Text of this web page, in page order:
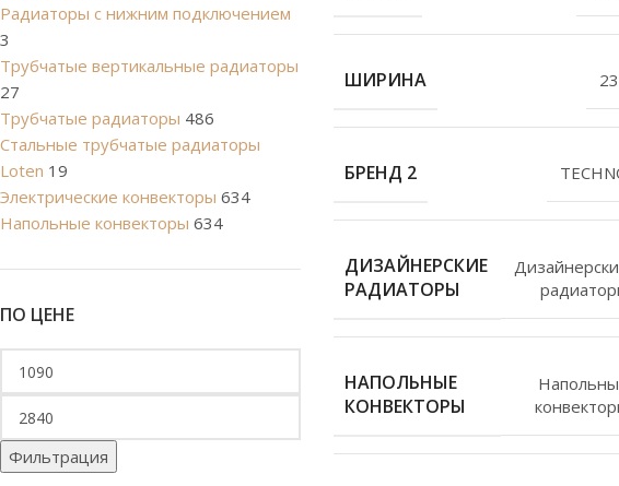
Радиаторы с нижним подключением
3
Трубчатые вертикальные радиаторы
27
Трубчатые радиаторы 486
Cтальные трубчатые радиаторы
Loten 19
Электрические конвекторы 634
Напольные конвекторы 634
ПО ЦЕНЕ
Фильтрация
ШИРИНА
БРЕНД 2
ДИЗАЙНЕРСКИЕ
РАДИАТОРЫ
НАПОЛЬНЫЕ
КОНВЕКТОРЫ